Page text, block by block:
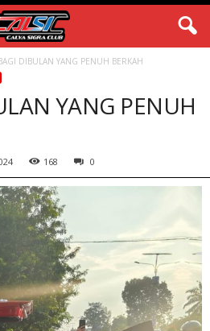
DIBULAN YANG PENUH BERKAH
YANG PENUH
168 0